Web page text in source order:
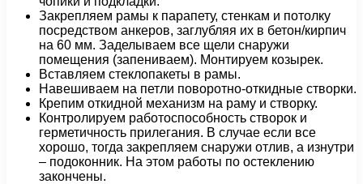
Закрепляем рамы к парапету, стенкам и потолку
посредством анкеров, заглубляя их в бетон/кирпич
на 60 мм. Заделываем все щели снаружи
помещения (запениваем). Монтируем козырек.
Вставляем стеклопакеты в рамы.
Навешиваем на петли поворотно-откидные створки.
Крепим откидной механизм на раму и створку.
Контролируем работоспособность створок и
герметичность прилегания. В случае если все
хорошо, тогда закрепляем снаружи отлив, а изнутри
– подоконник. На этом работы по остеклению
закончены.